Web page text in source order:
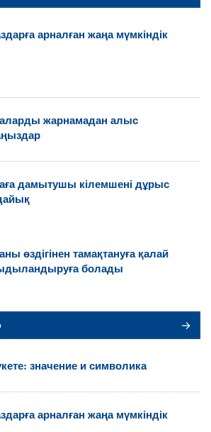
арналған жаңа мүмкіндік
жарнамадан алыс
дамытушы кілемшені дұрыс
өздігінен тамақтануға қалай
болады
значение и символика
арналған жаңа мүмкіндік